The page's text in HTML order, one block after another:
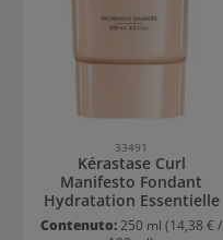
33491
Kérastase Curl
Manifesto Fondant
Hydratation Essentielle
Contenuto:250 ml (14,38 € /